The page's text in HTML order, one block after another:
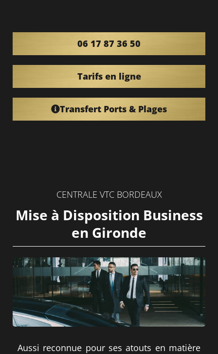
06 17 87 36 50
Tarifs en ligne
Transfert Ports & Plages
CENTRALE VTC BORDEAUX
Mise à Disposition Business
en Gironde
Aussi reconnue pour ses atouts en matière